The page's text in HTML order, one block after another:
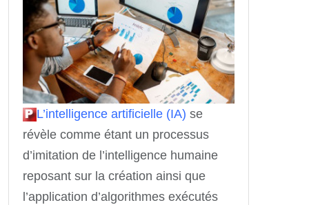
L’intelligence artificielle (IA) se
révèle comme étant un processus
d’imitation de l’intelligence humaine
reposant sur la création ainsi que
l’application d’algorithmes exécutés